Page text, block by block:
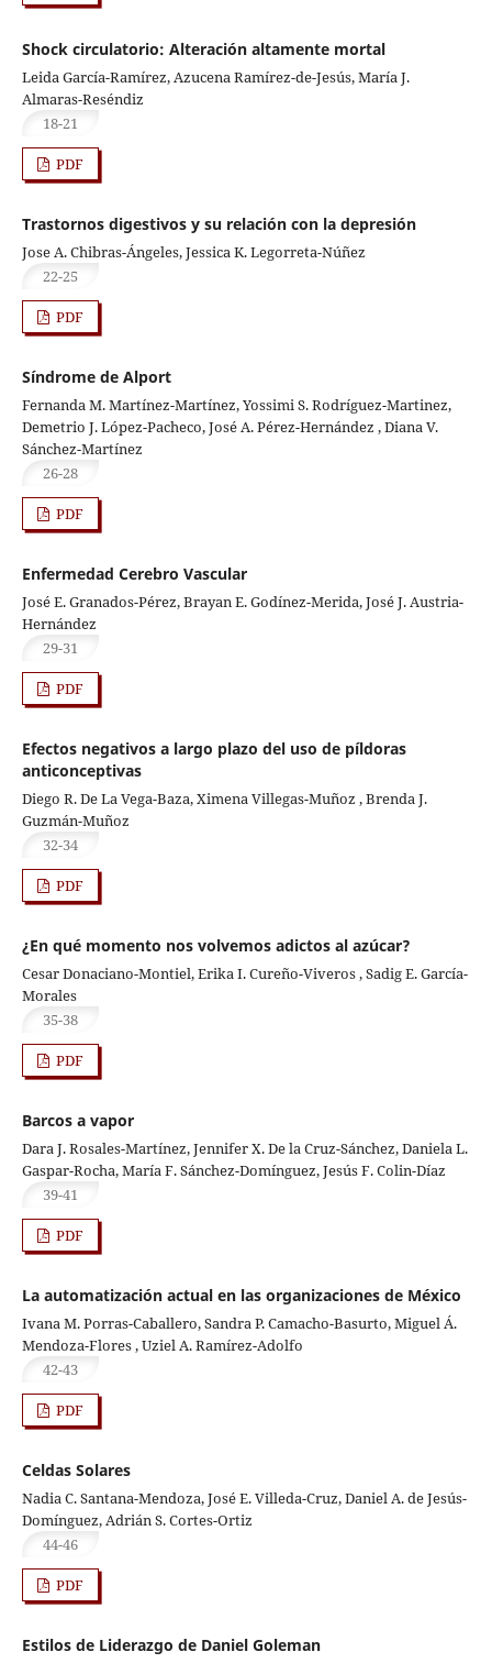
Shock circulatorio: Alteración altamente mortal
Leida García-Ramírez, Azucena Ramírez-de-Jesús, María J.
Almaras-Reséndiz
18-21
PDF
Trastornos digestivos y su relación con la depresión
Jose A. Chibras-Ángeles, Jessica K. Legorreta-Núñez
22-25
PDF
Síndrome de Alport
Fernanda M. Martínez-Martínez, Yossimi S. Rodríguez-Martinez,
Demetrio J. López-Pacheco, José A. Pérez-Hernández , Diana V.
Sánchez-Martínez
26-28
PDF
Enfermedad Cerebro Vascular
José E. Granados-Pérez, Brayan E. Godínez-Merida, José J. Austria-
Hernández
29-31
PDF
Efectos negativos a largo plazo del uso de píldoras
anticonceptivas
Diego R. De La Vega-Baza, Ximena Villegas-Muñoz , Brenda J.
Guzmán-Muñoz
32-34
PDF
¿En qué momento nos volvemos adictos al azúcar?
Cesar Donaciano-Montiel, Erika I. Cureño-Viveros , Sadig E. García-
Morales
35-38
PDF
Barcos a vapor
Dara J. Rosales-Martínez, Jennifer X. De la Cruz-Sánchez, Daniela L.
Gaspar-Rocha, María F. Sánchez-Domínguez, Jesús F. Colin-Díaz
39-41
PDF
La automatización actual en las organizaciones de México
Ivana M. Porras-Caballero, Sandra P. Camacho-Basurto, Miguel Á.
Mendoza-Flores , Uziel A. Ramírez-Adolfo
42-43
PDF
Celdas Solares
Nadia C. Santana-Mendoza, José E. Villeda-Cruz, Daniel A. de Jesús-
Domínguez, Adrián S. Cortes-Ortiz
44-46
PDF
Estilos de Liderazgo de Daniel Goleman